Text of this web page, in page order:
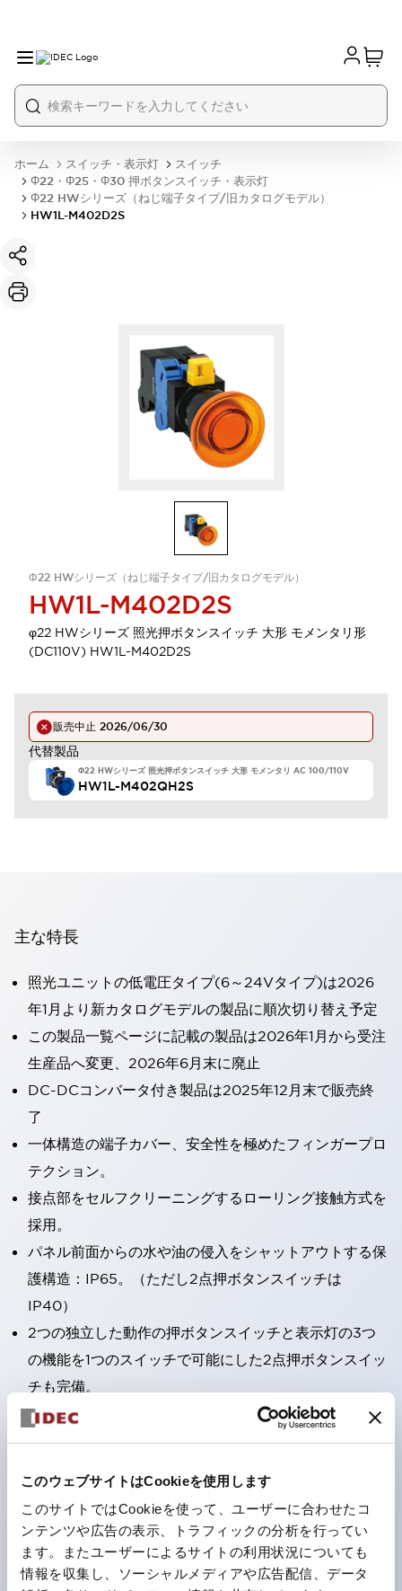
このウェブサイトはCookieを使用します
このサイトではCookieを使って、ユーザーに合わせたコ
ンテンツや広告の表示、トラフィックの分析を行ってい
ます。またユーザーによるサイトの利用状況についても
情報を収集し、ソーシャルメディアや広告配信、データ
ホーム スイッチ・表示灯
スイッチ
Φ22・Φ25・Φ30 押ボタンスイッチ・表示灯
Φ22 HWシリーズ（ねじ端子タイプ/旧カタログモデル）
HW1L-M402D2S
Φ22 HWシリーズ（ねじ端子タイプ/旧カタログモデル）
HW1L-M402D2S
φ22 HWシリーズ 照光押ボタンスイッチ 大形 モメンタリ形
(DC110V) HW1L-M402D2S
販売中止 2026/06/30
代替製品
Φ22 HWシリーズ 照光押ボタンスイッチ 大形 モメンタリ AC 100/110V
HW1L-M402QH2S
主な特長
照光ユニットの低電圧タイプ(6～24Vタイプ)は2026
年1月より新カタログモデルの製品に順次切り替え予定
この製品一覧ページに記載の製品は2026年1月から受注
生産品へ変更、2026年6月末に廃止
DC-DCコンバータ付き製品は2025年12月末で販売終
了
一体構造の端子カバー、安全性を極めたフィンガープロ
テクション。
接点部をセルフクリーニングするローリング接触方式を
採用。
パネル前面からの水や油の侵入をシャットアウトする保
護構造：IP65。（ただし2点押ボタンスイッチは
IP40）
2つの独立した動作の押ボタンスイッチと表示灯の3つ
の機能を1つのスイッチで可能にした2点押ボタンスイッ
チも完備。
ワールドワイドなニーズに対応する各種電圧を完備。
1つで6色の役をこなすLED球（LSRD球）。これまで色
現できるようにしました。
カラーユニバーサルデザインに対応。
表示灯（角平形）の点灯/消灯の認識および、点灯時の
ランプ色の識別（ B-190 参照）が対応。